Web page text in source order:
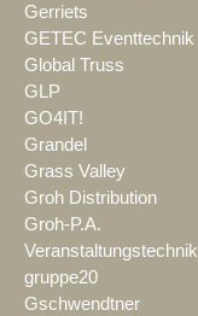
Gerriets
GETEC Eventtechnik
Global Truss
GLP
GO4IT!
Grandel
Grass Valley
Groh Distribution
Groh-P.A.
Veranstaltungstechnik
gruppe20
Gschwendtner